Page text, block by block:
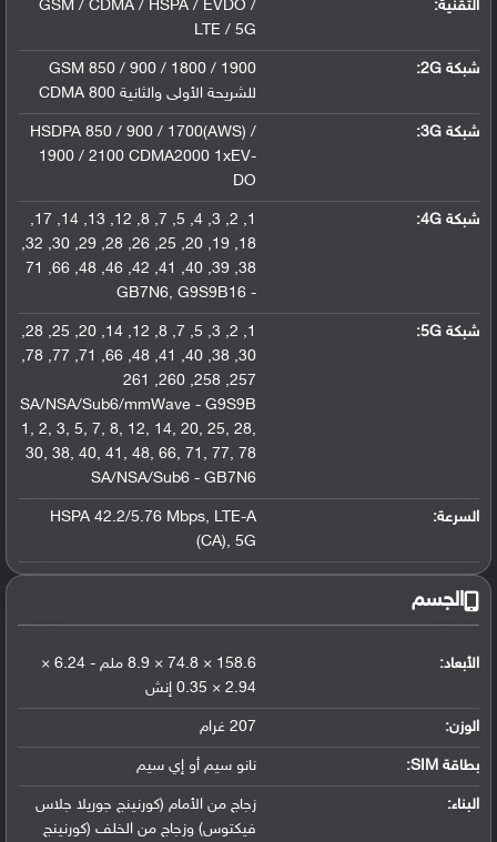
التقنية:
GSM / CDMA / HSPA / EVDO /
LTE / 5G
شبكة 2G:
GSM 850 / 900 / 1800 / 1900
للشريحة الأولى والثانية CDMA 800
شبكة 3G :
HSDPA 850 / 900 / 1700(AWS) /
1900 / 2100 CDMA2000 1xEV-
DO
شبكة 4G :
1
,
2
,
3
,
4
,
5
,
7
,
8
,
12
,
13
,
14
,
17
,
18
,
19
,
20
,
25
,
26
,
28
,
29
,
30
,
32
,
38
,
39
,
40
,
41
,
42
,
46
,
48
,
66
,
71
- GB7N6
, G9S9B16
شبكة 5G :
1
,
2
,
3
,
5
,
7
,
8
,
12
,
14
,
20
,
25
,
28
,
30
,
38
,
40
,
41
,
48
,
66
,
71
,
77
,
78
,
257
,
258
,
260
,
261
SA/NSA/Sub6/mmWave - G9S9B
1 , 2, 3, 5, 7, 8, 12, 14, 20, 25, 28,
30, 38, 40, 41 , 48, 66, 71 , 77, 78
SA/NSA/Sub6 - GB7N6
السرعة: HSPA 42.2/5.76 Mbps, LTE-A
(CA), 5G
الجسم
الأبعاد:
158.6 × 74.8 × 8.9 ملم - 6.24 ×
2.94 × 0.35 إنش
الوزن: 207 غرام
بطاقة SIM: نانو سيم أو إي سيم
البناء:
زجاج من الأمام (كورنينج جوريلا جلاس
فيكتوس) وزجاج من الخلف (كورنينج